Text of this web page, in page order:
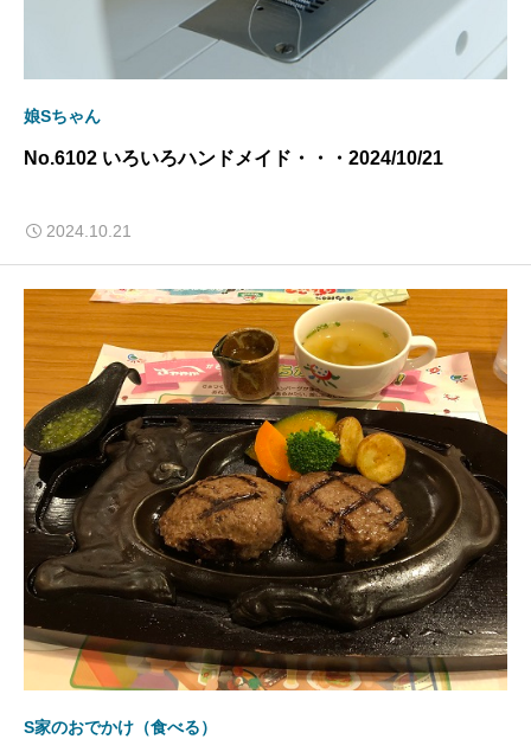
娘Sちゃん
No.6102 いろいろハンドメイド・・・2024/10/21
2024.10.21
S家のおでかけ（食べる）